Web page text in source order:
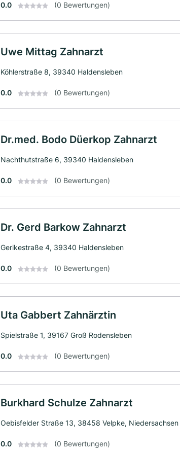
0.0 (0 Bewertungen)
Uwe Mittag Zahnarzt
Köhlerstraße 8, 39340 Haldensleben
0.0 (0 Bewertungen)
Dr.med. Bodo Düerkop Zahnarzt
Nachthutstraße 6, 39340 Haldensleben
0.0 (0 Bewertungen)
Dr. Gerd Barkow Zahnarzt
Gerikestraße 4, 39340 Haldensleben
0.0 (0 Bewertungen)
Uta Gabbert Zahnärztin
Spielstraße 1, 39167 Groß Rodensleben
0.0 (0 Bewertungen)
Burkhard Schulze Zahnarzt
Oebisfelder Straße 13, 38458 Velpke, Niedersachsen
0.0 (0 Bewertungen)